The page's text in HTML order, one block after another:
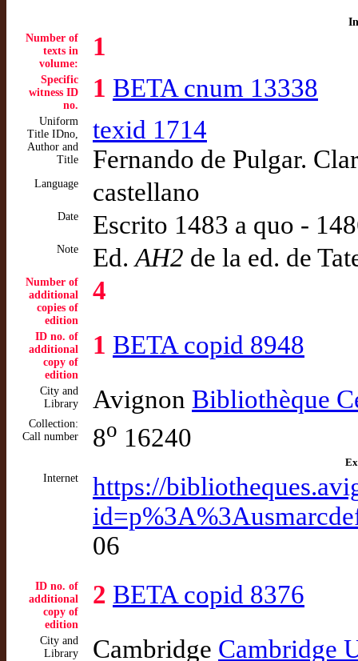
Number of
texts in
volume:
1
Specific
witness ID
no.
1 BETA cnum 13338
Uniform
Title IDno,
Author and
Title
texid 1714
Fernando de Pulgar.
Language castellano
Date Escrito 1483 a quo -
Note Ed.AH2 de la ed. de
Number of
additional
copies of
edition
4
ID no. of
additional
copy of
edition
1 BETA copid 8948
City and
Library
Avignon Bibliothèque
Collection:
Call number
8o 16240
Internet
https://
06
ID no. of
additional
copy of
edition
2 BETA copid 8376
City and
Library
Cambridge Cambridge